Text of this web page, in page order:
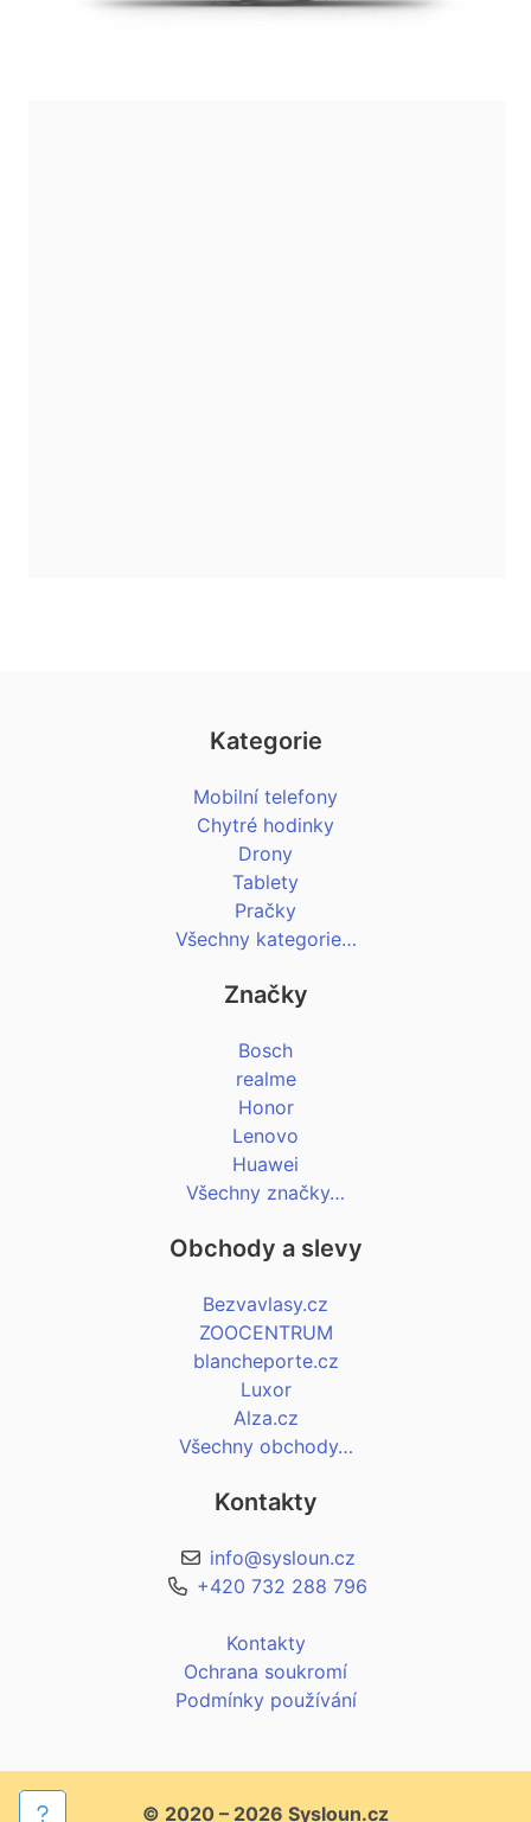
Kategorie
Mobilní telefony
Chytré hodinky
Drony
Tablety
Pračky
Všechny kategorie…
Značky
Bosch
realme
Honor
Lenovo
Huawei
Všechny značky…
Obchody a slevy
Bezvavlasy.cz
ZOOCENTRUM
blancheporte.cz
Luxor
Alza.cz
Všechny obchody…
Kontakty
info@sysloun.cz
+420 732 288 796
Kontakty
Ochrana soukromí
Podmínky používání
© 2020 – 2026 Sysloun.cz